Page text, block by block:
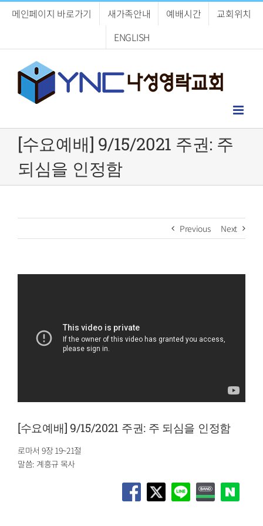
메인페이지 바로가기 새가족안내 예배시간
교회위치
ENGLISH
[수요예배] 9/15/2021 주권: 주
되심을 인정함
Previous Next
[수요예배] 9/15/2021 주권: 주 되심을 인정함
로마서 9장 19~21절
말씀: 계흥규 목사